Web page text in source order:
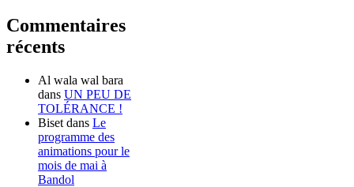
Commentaires
récents
Al wala wal bara
dans UN PEU DE
TOLÉRANCE !
Biset dans Le
programme des
animations pour le
mois de mai à
Bandol